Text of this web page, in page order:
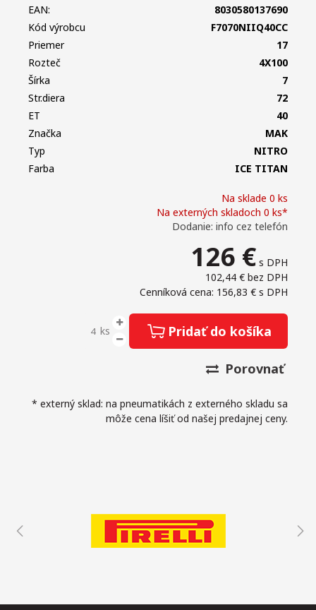
Na sklade 0 ks
Na externých skladoch 0 ks*
Dodanie: info cez telefón
126 € s DPH
102,44 € bez DPH
Cenníková cena: 156,83 € s DPH
ks Pridať do košíka
Porovnať
* externý sklad: na pneumatikách z externého skladu sa
môže cena líšiť od našej predajnej ceny.
EAN:
8030580137690
Kód výrobcu
F7070NIIQ40CC
Priemer
17
Rozteč
4X100
Šírka
7
Str.diera
72
ET
40
Značka
MAK
Typ
NITRO
Farba
ICE TITAN